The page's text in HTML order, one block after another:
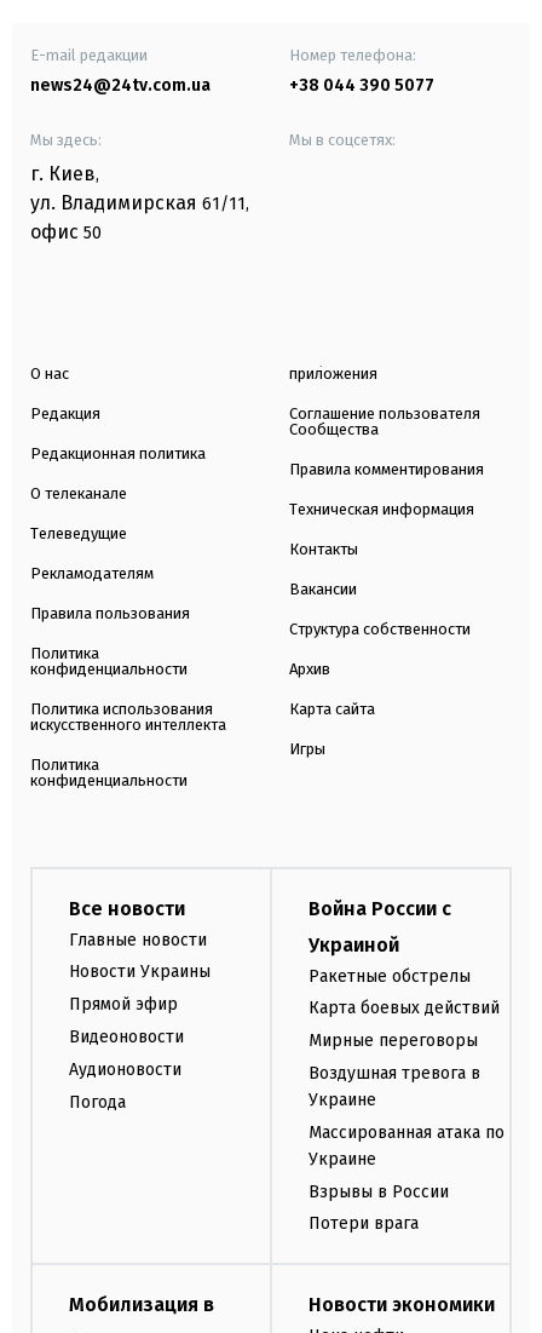
E-mail редакции
news24@24tv.com.ua
Номер телефона:
+38 044 390 5077
Мы здесь:
г. Киев,
ул. Владимирская 61/11,
офис 50
Мы в соцсетях:
О нас
Редакция
Редакционная политика
О телеканале
Телеведущие
Рекламодателям
Правила пользования
Политика
конфиденциальности
Политика использования
искусственного интеллекта
Политика
конфиденциальности
приложения
Соглашение пользователя
Сообщества
Правила комментирования
Техническая информация
Контакты
Вакансии
Структура собственности
Архив
Карта сайта
Игры
Все новости
Главные новости
Новости Украины
Прямой эфир
Видеоновости
Аудионовости
Погода
Война России с
Украиной
Ракетные обстрелы
Карта боевых действий
Мирные переговоры
Воздушная тревога в
Украине
Массированная атака по
Украине
Взрывы в России
Потери врага
Мобилизация в
Новости экономики